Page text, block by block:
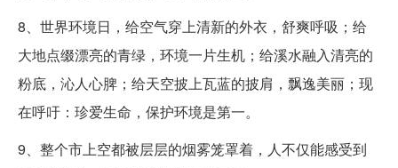
8、世界环境日，给空气穿上清新的外衣，舒爽呼吸；给
大地点缀漂亮的青绿，环境一片生机；给溪水融入清亮的
粉底，沁人心脾；给天空披上瓦蓝的披肩，飘逸美丽；现
在呼吁：珍爱生命，保护环境是第一。
9、整个市上空都被层层的烟雾笼罩着，人不仅能感受到